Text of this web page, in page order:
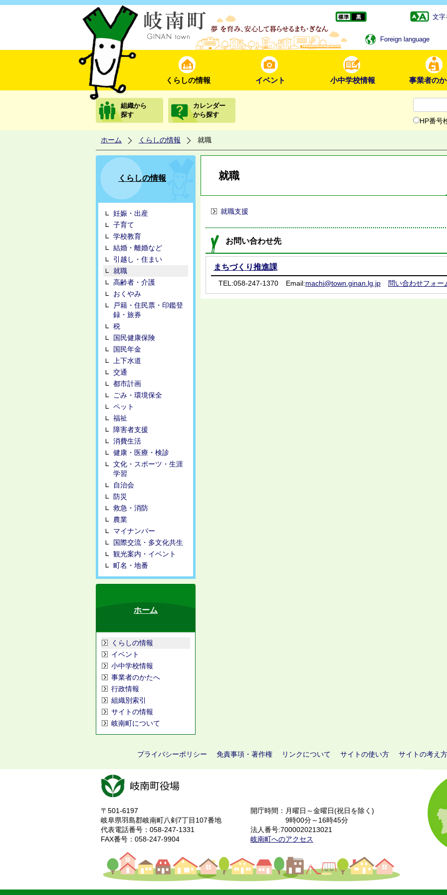
文字
Foreign language
くらしの情報 イベント 小中学校情報 事業者の
組織から
探す
カレンダー
から探す
HP番号
ホーム くらしの情報 就職
くらしの情報
妊娠・出産
子育て
学校教育
結婚・離婚など
引越し・住まい
就職
高齢者・介護
おくやみ
戸籍・住民票・印鑑登
録・旅券
税
国民健康保険
国民年金
上下水道
交通
都市計画
ごみ・環境保全
ペット
福祉
障害者支援
消費生活
健康・医療・検診
文化・スポーツ・生涯
学習
自治会
防災
救急・消防
農業
マイナンバー
国際交流・多文化共生
観光案内・イベント
町名・地番
ホーム
くらしの情報
イベント
小中学校情報
事業者のかたへ
行政情報
組織別索引
サイトの情報
岐南町について
就職
就職支援
お問い合わせ先
まちづくり推進課
TEL:058-247-1370 Email:machi@town.ginan.lg.jp 問い合わせフォー
プライバシーポリシー 免責事項・著作権 リンクについて サイトの使い方 サイトの考え方
〒501-6197
岐阜県羽島郡岐南町八剣7丁目107番地
代表電話番号：058-247-1331
FAX番号：058-247-9904
開庁時間：月曜日～金曜日(祝日を除く)
9時00分～16時45分
法人番号:7000020213021
岐南町へのアクセス